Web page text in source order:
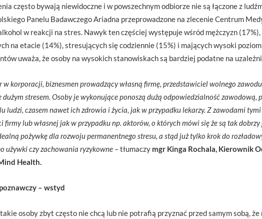
często bywają niewidoczne i w powszechnym odbiorze nie są łączone z
Panelu Badawczego Ariadna przeprowadzone na zlecenie Centrum
w reakcji na stres. Nawyk ten częściej występuje wśród mężczyzn
na etacie (14%), stresujących się codziennie (15%) i mających wysoki
uważa, że osoby na wysokich stanowiskach są bardziej podatne na
w korporacji, biznesmen prowadzący własną firmę, przedstawiciel wolnego
dużym stresem. Osoby je wykonujące ponoszą dużą odpowiedzialność
ludzi, czasem nawet ich zdrowia i życia, jak w przypadku lekarzy. Z zawodami
firmy lub własnej jak w przypadku np. aktorów, o których mówi się że są tak
pożywkę dla rozwoju permanentnego stresu, a stąd już tylko krok do
używki czy zachowania ryzykowne – tłumaczy mgr Kinga Rochala, Kierownik
Health.
– wstyd
osoby zbyt często nie chcą lub nie potrafią przyznać przed samym sobą,